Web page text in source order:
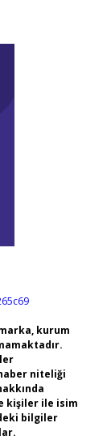
kurum
niteliği
kişiler ile isim
bilgiler